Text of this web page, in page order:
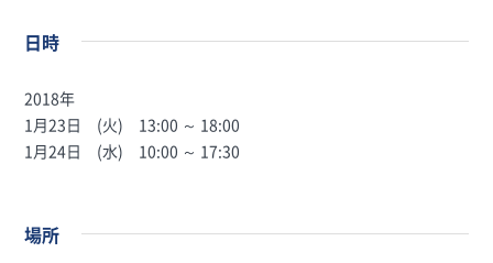
日時
2018年
1月23日 (火) 13:00 ～ 18:00
1月24日 (水) 10:00 ～ 17:30
場所